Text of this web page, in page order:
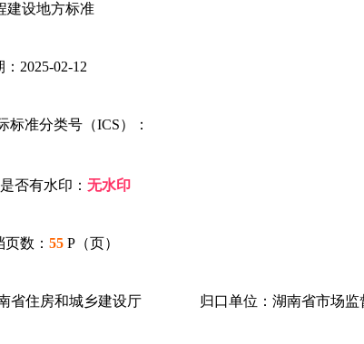
建设地方标准
02-12
分类号（ICS）：
有水印： 无水印
： 55P（页）
南省住房和城乡建设厅 归口单位：湖南省市场监